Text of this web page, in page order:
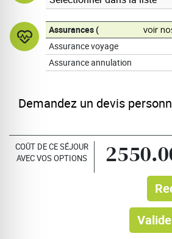
Assurances ( voir
Assurance voyage
Assurance annulation
Demandez un devis
COÛT DE CE SÉJOUR
AVEC VOS OPTIONS